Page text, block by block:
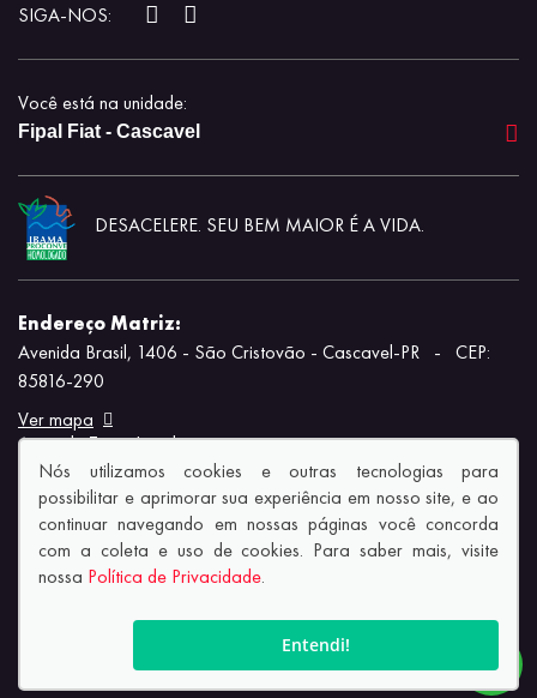
SIGA-NOS:
Você está na unidade:
Fipal Fiat - Cascavel
DESACELERE. SEU BEM MAIOR É A VIDA.
Endereço Matriz:
Avenida Brasil, 1406 - São Cristovão - Cascavel-PR
-
CEP:
85816-290
Ver mapa
Aviso de Texto Legal
AutoForce - Todos os direitos reservados.Política de privacidade.
Nós utilizamos cookies e outras tecnologias para
possibilitar e aprimorar sua experiência em nosso site, e ao
continuar navegando em nossas páginas você concorda
com a coleta e uso de cookies. Para saber mais, visite
nossa Política de Privacidade.
Entendi!